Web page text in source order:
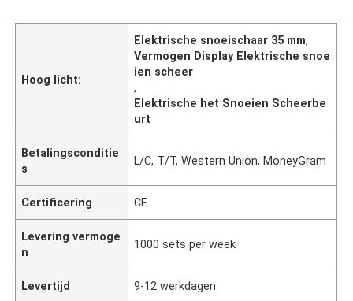
Hoog licht:
Elektrische snoeischaar 35 mm,
Vermogen Display Elektrische snoe
ien scheer
,
Elektrische het Snoeien Scheerbe
urt
Betalingsconditie
s
L/C, T/T, Western Union, MoneyGram
Certificering CE
Levering vermoge
n
1000 sets per week
Levertijd 9-12 werkdagen